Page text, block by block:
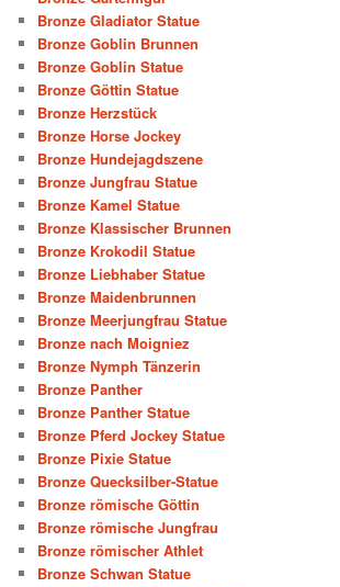
Bronze Gladiator Statue
Bronze Goblin Brunnen
Bronze Goblin Statue
Bronze Göttin Statue
Bronze Herzstück
Bronze Horse Jockey
Bronze Hundejagdszene
Bronze Jungfrau Statue
Bronze Kamel Statue
Bronze Klassischer Brunnen
Bronze Krokodil Statue
Bronze Liebhaber Statue
Bronze Maidenbrunnen
Bronze Meerjungfrau Statue
Bronze nach Moigniez
Bronze Nymph Tänzerin
Bronze Panther
Bronze Panther Statue
Bronze Pferd Jockey Statue
Bronze Pixie Statue
Bronze Quecksilber-Statue
Bronze römische Göttin
Bronze römische Jungfrau
Bronze römischer Athlet
Bronze Schwan Statue